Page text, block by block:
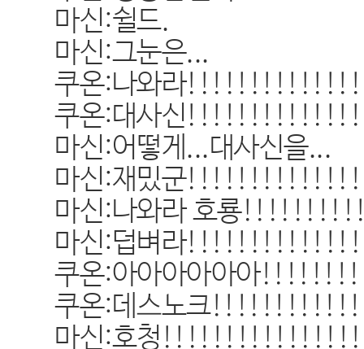
마신:쉴드.
마신:그눈은...
쿠온:나와라
쿠온:대사신
마신:어떻게...대사신을...
마신:재밌군!!!!!!!!!!!!!!
마신:나와라 호룡
마신:덥벼라
쿠온:아아아아아아
쿠온:데스노크
마신:호청